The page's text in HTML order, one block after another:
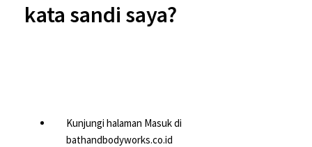
kata sandi saya?
Kunjungi halaman Masuk di
bathandbodyworks.co.id